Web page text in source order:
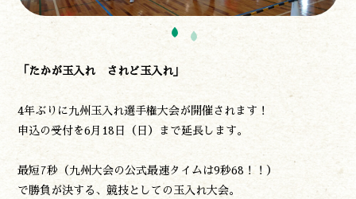
「たかが玉入れ されど玉入れ」
4年ぶりに九州玉入れ選手権大会が開催されます！
申込の受付を6月18日（日）まで延長します。
最短7秒（九州大会の公式最速タイムは9秒68！！）
で勝負が決する、競技としての玉入れ大会。
食べる
泊まる
観る
開花情報
紅葉情報
神楽情報
森の風の記憶
アクセス